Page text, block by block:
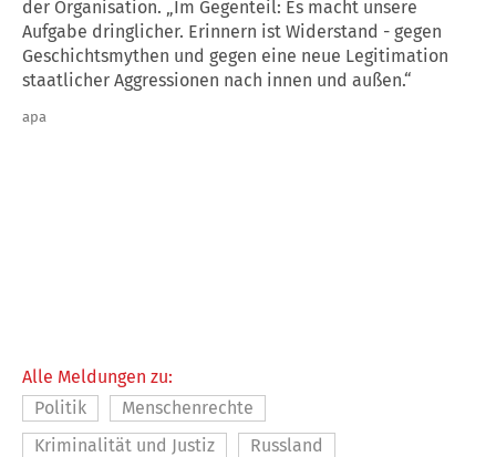
der Organisation. „Im Gegenteil: Es macht unsere
Aufgabe dringlicher. Erinnern ist Widerstand - gegen
Geschichtsmythen und gegen eine neue Legitimation
staatlicher Aggressionen nach innen und außen.“
apa
Alle Meldungen zu:
Politik
Menschenrechte
Kriminalität und Justiz
Russland